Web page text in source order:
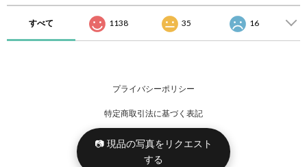
すべて 1138 35 16
プライバシーポリシー
特定商取引法に基づく表記
📷 現品の写真をリクエスト
する